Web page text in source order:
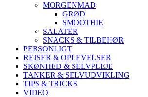
MORGENMAD
GRØD
SMOOTHIE
SALATER
SNACKS & TILBEHØR
PERSONLIGT
REJSER & OPLEVELSER
SKØNHED & SELVPLEJE
TANKER & SELVUDVIKLING
TIPS & TRICKS
VIDEO